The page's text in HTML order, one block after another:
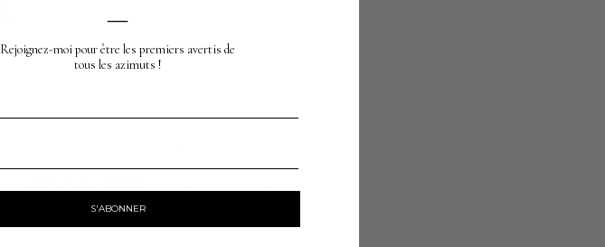
produit suivant
Rejoignez-moi pour être les premiers avertisde
tous les azimuts !
S'ABONNER